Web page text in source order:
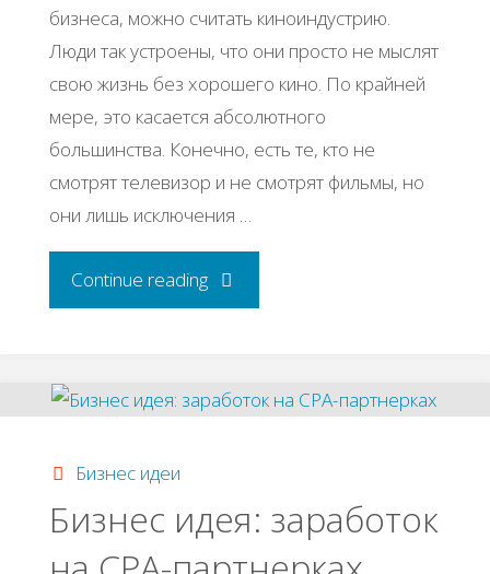
бизнеса, можно считать киноиндустрию.
Люди так устроены, что они просто не мыслят
свою жизнь без хорошего кино. По крайней
мере, это касается абсолютного
большинства. Конечно, есть те, кто не
смотрят телевизор и не смотрят фильмы, но
они лишь исключения …
Continue reading"Бизнес-
Онлайн-
Бизнес идеи
Бизнес идея: заработок